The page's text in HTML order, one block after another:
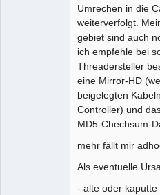
Umrechen in die
weiterverfolgt.
gebiet sind auch
ich empfehle bei
Threadersteller
eine Mirror-HD
beigelegten
Controller) und
MD5-Chechsum-
mehr fällt mir
Als eventuelle
- alte oder